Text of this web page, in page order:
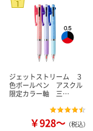
ジェットストリーム ３
色ボールペン アスクル
限定カラー軸 三…
￥928～ （税込）